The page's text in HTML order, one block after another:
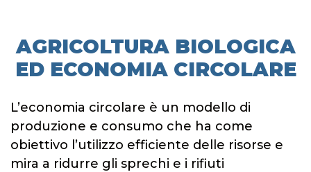
AGRICOLTURA BIOLOGICA
ED ECONOMIA CIRCOLARE
L’economia circolare è un modello di
produzione e consumo che ha come
obiettivo l’utilizzo efficiente delle risorse e
mira a ridurre gli sprechi e i rifiuti